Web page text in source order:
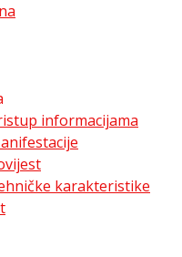
informacijama
karakteristike